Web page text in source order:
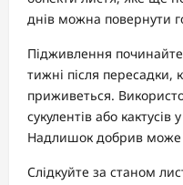
днів можна повернути
Підживлення
тижні після пересадки,
приживеться.
сукулентів або
Надлишок добрив
Слідкуйте за станом